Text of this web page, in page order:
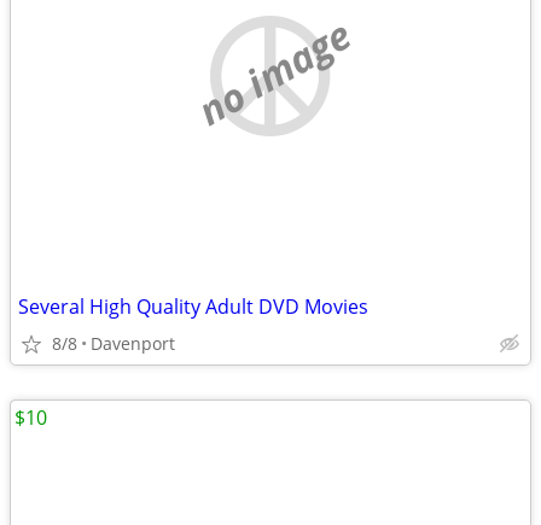
no image
Several High Quality Adult DVD Movies
8/8 Davenport
$10